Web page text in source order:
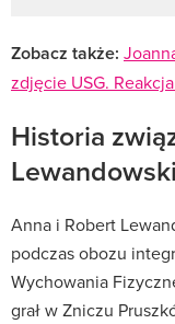
Zobacz także:
zdjęcie USG.
Historia
Anna i Robert
podczas obozu
Wychowania
grał w Zniczu